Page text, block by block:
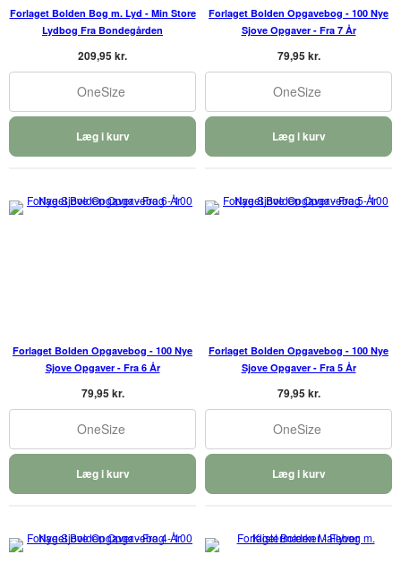
Forlaget Bolden Bog m. Lyd - Min Store
Lydbog Fra Bondegården
209,95 kr.
OneSize
Læg i kurv
Forlaget Bolden Opgavebog - 100 Nye
Sjove Opgaver - Fra 7 År
79,95 kr.
OneSize
Læg i kurv
Forlaget Bolden Opgavebog - 100 Nye
Sjove Opgaver - Fra 6 År
79,95 kr.
OneSize
Læg i kurv
Forlaget Bolden Opgavebog - 100 Nye
Sjove Opgaver - Fra 5 År
79,95 kr.
OneSize
Læg i kurv